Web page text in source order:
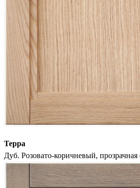
Терра
Дуб. Розовато-коричневый, прозрачная